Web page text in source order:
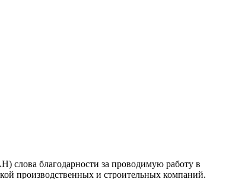
благодарности за проводимую работу в
производственных и строительных компаний.